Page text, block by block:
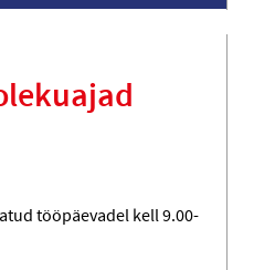
tööpäevadel kell 9.00-